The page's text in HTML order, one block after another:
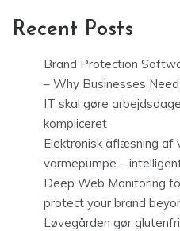
Recent Posts
Brand Protection
– Why Businesses
IT skal gøre
kompliceret
Elektronisk aflæsning af
varmepumpe –
Deep Web Monitoring
protect your brand
Løvegården gør